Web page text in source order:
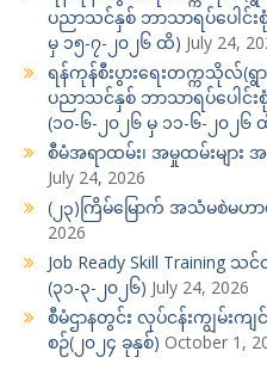
ပညာသင်နှစ် ဘာသာရပ်ပေါင်
မှ ၁၅-၇-၂၀၂၆ ထိ) July 24,
ရန်ကုန်စီးပွားရေးတက္ကသိုလ်(ရွာ
ပညာသင်နှစ် ဘာသာရပ်ပေါင်း
(၁၀-၆-၂၀၂၆ မှ ၁၁-၆-၂၀၂၆
စီမံအရာထမ်း၊ အမှုထမ်းမျာ
July 24, 2026
(၂၃)ကြိမ်မြောက် အသံမစဲမဟ
2026
Job Ready Skill Training
(၃၁-၃-၂၀၂၆) July 24, 2026
စီမံဌာနတွင်း လုပ်ငန်းကျွမ်းကျ
စဉ်(၂၀၂၄ ခုနှစ်) October 1,